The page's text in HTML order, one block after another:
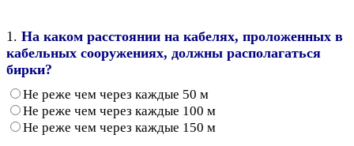
1. На каком расстоянии на кабелях, проложенных в
кабельных сооружениях, должны располагаться
бирки?
Не реже чем через каждые 50 м
Не реже чем через каждые 100 м
Не реже чем через каждые 150 м